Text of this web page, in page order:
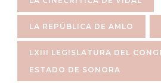
LA REPÚBLICA DE AMLO
LXIII LEGISLATURA DEL
ESTADO DE SONORA